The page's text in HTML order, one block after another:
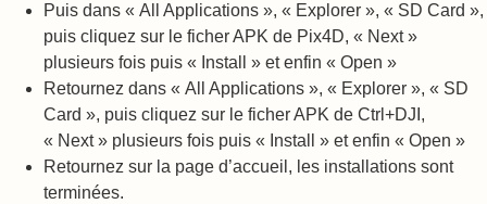
Puis dans « All Applications », « Explorer », « SD Card »,
puis cliquez sur le ficher APK de Pix4D, « Next »
plusieurs fois puis « Install » et enfin « Open »
Retournez dans « All Applications », « Explorer », « SD
Card », puis cliquez sur le ficher APK de Ctrl+DJI,
« Next » plusieurs fois puis « Install » et enfin « Open »
Retournez sur la page d’accueil, les installations sont
terminées.